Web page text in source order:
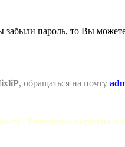
забыли пароль, то Вы
, обращаться на почту
=) ! Различные скрипты